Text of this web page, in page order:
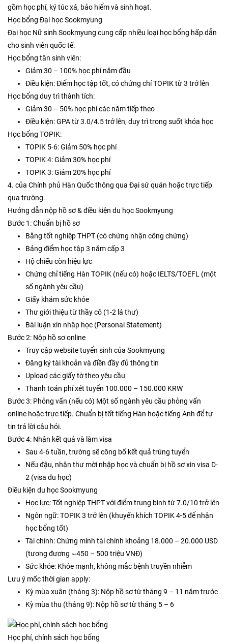
gồm học phí, ký túc xá, bảo hiểm và sinh hoạt.
Học bổng Đại học Sookmyung
Đại học Nữ sinh Sookmyung cung cấp nhiều loại học bổng hấp dẫn
cho sinh viên quốc tế:
Học bổng tân sinh viên:
Giảm 30 – 100% học phí năm đầu
Điều kiện: Điểm học tập tốt, có chứng chỉ TOPIK từ 3 trở lên
Học bổng duy trì thành tích:
Giảm 30 – 50% học phí các năm tiếp theo
Điều kiện: GPA từ 3.0/4.5 trở lên, duy trì trong suốt khóa học
Học bổng TOPIK:
TOPIK 5-6: Giảm 50% học phí
TOPIK 4: Giảm 30% học phí
TOPIK 3: Giảm 20% học phí
4. của Chính phủ Hàn Quốc thông qua Đại sứ quán hoặc trực tiếp
qua trường.
Hướng dẫn nộp hồ sơ & điều kiện du học Sookmyung
Bước 1: Chuẩn bị hồ sơ
Bằng tốt nghiệp THPT (có chứng nhận công chứng)
Bảng điểm học tập 3 năm cấp 3
Hộ chiếu còn hiệu lực
Chứng chỉ tiếng Hàn TOPIK (nếu có) hoặc IELTS/TOEFL (một
số ngành yêu cầu)
Giấy khám sức khỏe
Thư giới thiệu từ thầy cô (1-2 lá thư)
Bài luận xin nhập học (Personal Statement)
Bước 2: Nộp hồ sơ online
Truy cập website tuyển sinh của Sookmyung
Đăng ký tài khoản và điền đầy đủ thông tin
Upload các giấy tờ theo yêu cầu
Thanh toán phí xét tuyển 100.000 – 150.000 KRW
Bước 3: Phỏng vấn (nếu có) Một số ngành yêu cầu phỏng vấn
online hoặc trực tiếp. Chuẩn bị tốt tiếng Hàn hoặc tiếng Anh để tự
tin trả lời câu hỏi.
Bước 4: Nhận kết quả và làm visa
Sau 4-6 tuần, trường sẽ công bố kết quả trúng tuyển
Nếu đậu, nhận thư mời nhập học và chuẩn bị hồ sơ xin visa D-
2 (visa du học)
Điều kiện du học Sookmyung
Học lực: Tốt nghiệp THPT với điểm trung bình từ 7.0/10 trở lên
Ngôn ngữ: TOPIK 3 trở lên (khuyến khích TOPIK 4-5 để nhận
học bổng tốt)
Tài chính: Chứng minh tài chính khoảng 18.000 – 20.000 USD
(tương đương ~450 – 500 triệu VNĐ)
Sức khỏe: Khỏe mạnh, không mắc bệnh truyền nhiễm
Lưu ý mốc thời gian apply:
Kỳ mùa xuân (tháng 3): Nộp hồ sơ từ tháng 9 – 11 năm trước
Kỳ mùa thu (tháng 9): Nộp hồ sơ từ tháng 5 – 6
Học phí, chính sách học bổng